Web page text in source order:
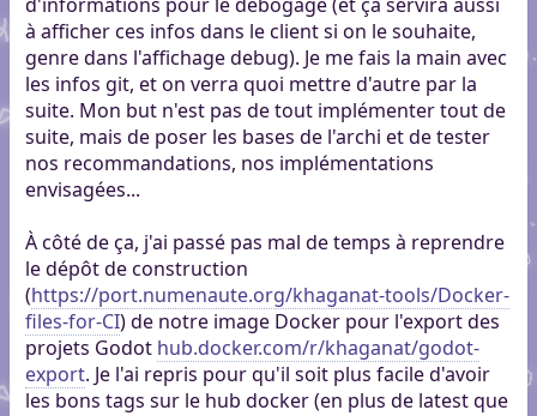
à afficher ces infos dans le client si on le souhaite,
genre dans l'affichage debug). Je me fais la main avec
les infos git, et on verra quoi mettre d'autre par la
suite. Mon but n'est pas de tout implémenter tout de
suite, mais de poser les bases de l'archi et de tester
nos recommandations, nos implémentations
envisagées...
À côté de ça, j'ai passé pas mal de temps à reprendre
le dépôt de construction
(https://port.numenaute.org/khaganat-tools/Docker-
files-for-CI) de notre image Docker pour l'export des
projets Godot hub.docker.com/r/khaganat/godot-
export. Je l'ai repris pour qu'il soit plus facile d'avoir
les bons tags sur le hub docker (en plus de latest que